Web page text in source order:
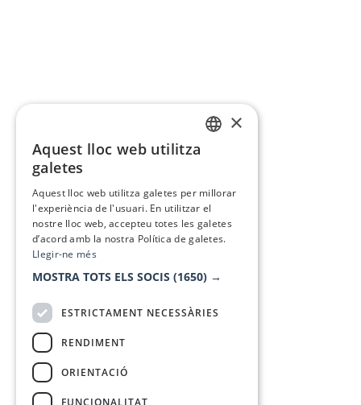
×
Aquest lloc web utilitza
galetes
Aquest lloc web utilitza galetes per millorar
l'experiència de l'usuari. En utilitzar el
nostre lloc web, accepteu totes les galetes
d’acord amb la nostra Política de galetes.
Llegir-ne més
MOSTRA TOTS ELS SOCIS (1650) →
ESTRICTAMENT NECESSÀRIES
RENDIMENT
ORIENTACIÓ
FUNCIONALITAT